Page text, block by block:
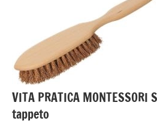
3 ai
anni
GUIDA
DIDATTICA
VITA PRATICA MONTESSORI
tappeto